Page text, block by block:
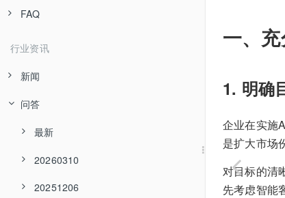
FAQ
行业资讯
新闻
问答
最新
20260310
20251206
一、
1. 明确
企业在实施
是扩大市场
对目标的清
先考虑智能